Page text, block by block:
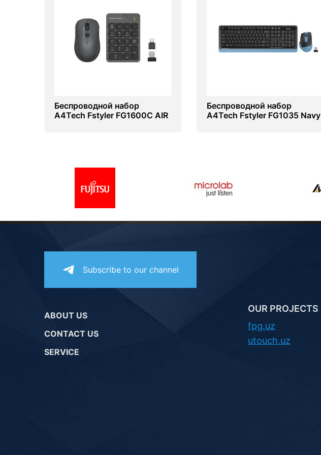
Беспроводной набор
A4Tech Fstyler FG1600C AIR
Беспроводной набор
A4Tech Fstyler FG1035 Navy
Subscribe to our channel
ABOUT US
CONTACT US
SERVICE
OUR PROJECTS
fpg.uz
utouch.uz